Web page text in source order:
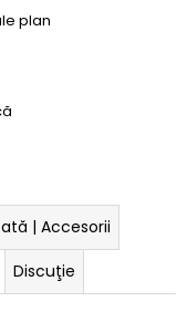
plan
| Accesorii
Discuţie